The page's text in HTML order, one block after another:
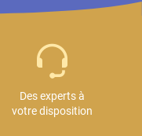
Des experts à
votre disposition